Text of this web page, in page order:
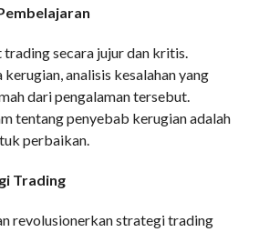
secara jujur dan kritis.
analisis kesalahan yang
dari pengalaman tersebut.
tentang penyebab kerugian adalah
perbaikan.
Trading
revolusionerkan strategi trading